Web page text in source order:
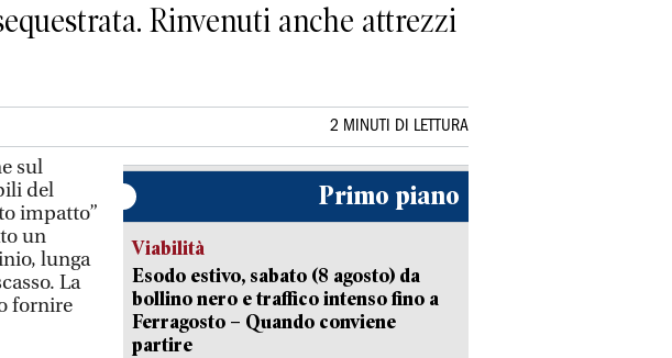
Rinvenuti anche attrezzi
2 MINUTI DI LETTURA
sul
del
impatto”
un
lunga
La
fornire
Primo piano
Viabilità
Esodo estivo, sabato (8 agosto) da
bollino nero e traffico intenso fino a
Ferragosto – Quando conviene
partire